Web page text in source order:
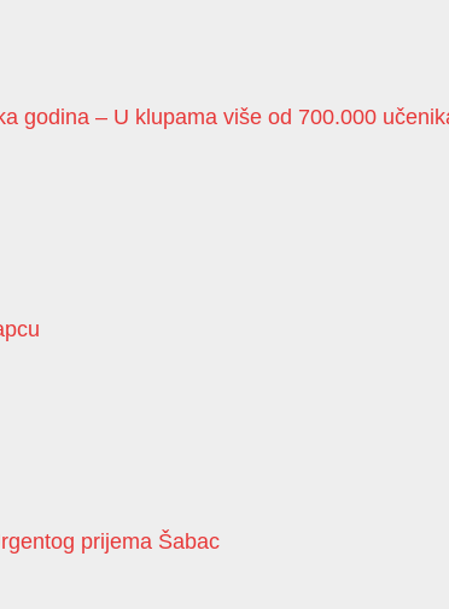
godina – U klupama više od 700.000
prijema Šabac